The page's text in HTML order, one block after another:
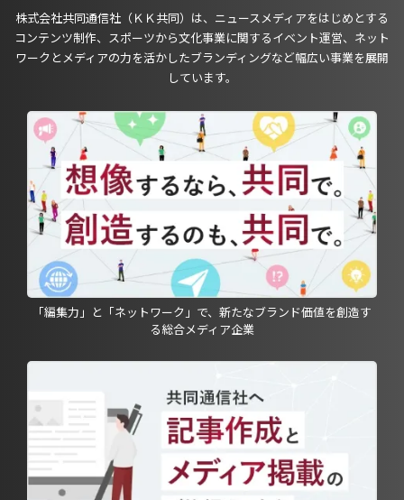
株式会社共同通信社（ＫＫ共同）は、ニュースメディアをはじめとする
コンテンツ制作、スポーツから文化事業に関するイベント運営、ネット
ワークとメディアの力を活かしたブランディングなど幅広い事業を展開
しています。
「編集力」と「ネットワーク」で、新たなブランド価値を創造す
る総合メディア企業